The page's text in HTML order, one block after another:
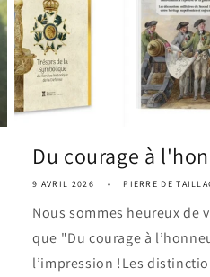
Du courage à
9 AVRIL 2026 PIERRE DE
Nous sommes heureux de
que "Du courage à
l’impression !Les